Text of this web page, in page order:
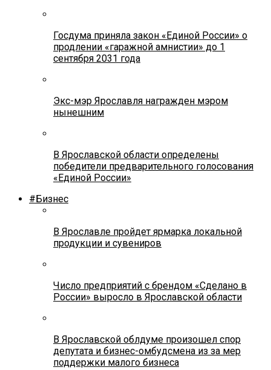
Госдума приняла закон «Единой России» о
продлении «гаражной амнистии» до 1
сентября 2031 года
Экс-мэр Ярославля награжден мэром
нынешним
В Ярославской области определены
победители предварительного голосования
«Единой России»
#Бизнес
В Ярославле пройдет ярмарка локальной
продукции и сувениров
Число предприятий с брендом «Сделано в
России» выросло в Ярославской области
В Ярославской облдуме произошел спор
депутата и бизнес-омбудсмена из за мер
поддержки малого бизнеса